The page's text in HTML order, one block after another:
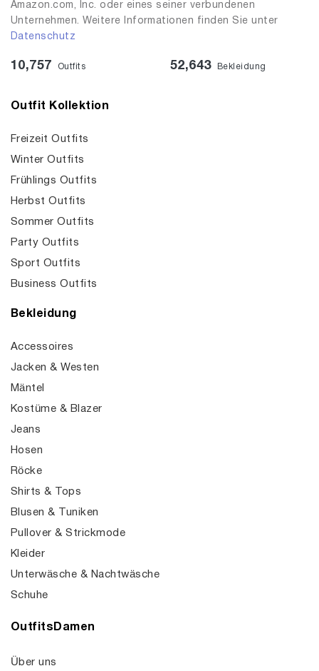
Amazon.com, Inc. oder eines seiner verbundenen
Unternehmen. Weitere Informationen finden Sie unter
Datenschutz
10,757 Outfits 52,643 Bekleidung
Outfit Kollektion
Freizeit Outfits
Winter Outfits
Frühlings Outfits
Herbst Outfits
Sommer Outfits
Party Outfits
Sport Outfits
Business Outfits
Bekleidung
Accessoires
Jacken & Westen
Mäntel
Kostüme & Blazer
Jeans
Hosen
Röcke
Shirts & Tops
Blusen & Tuniken
Pullover & Strickmode
Kleider
Unterwäsche & Nachtwäsche
Schuhe
OutfitsDamen
Über uns